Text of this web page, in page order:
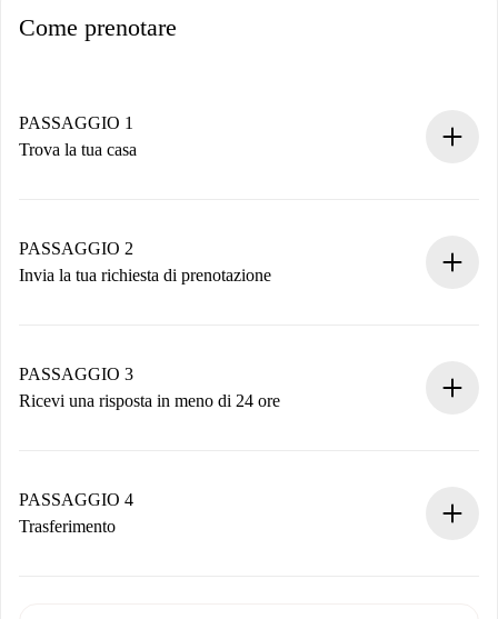
Come prenotare
PASSAGGIO 1
Trova la tua casa
Hai tutte le informazioni necessarie in anticipo.
PASSAGGIO 2
Invia la tua richiesta di prenotazione
non accetta.
PASSAGGIO 3
Ricevi una risposta in meno di 24 ore
contatto con il proprietario.
Se rifiutata: non ti addebiteremo nulla e ti proporremo
PASSAGGIO 4
Trasferimento